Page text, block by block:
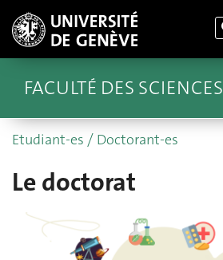
FACULTÉ DES SCIENCES
Etudiant-es / Doctorant-es
Le doctorat